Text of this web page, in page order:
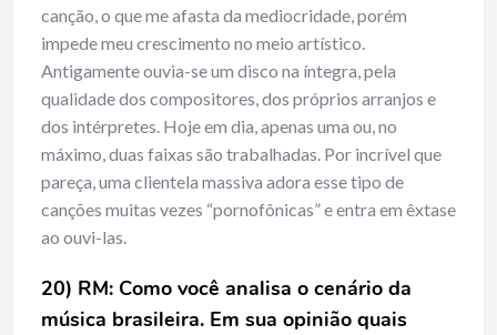
canção, o que me afasta da mediocridade, porém
impede meu crescimento no meio artístico.
Antigamente ouvia-se um disco na íntegra, pela
qualidade dos compositores, dos próprios arranjos e
dos intérpretes. Hoje em dia, apenas uma ou, no
máximo, duas faixas são trabalhadas. Por incrível que
pareça, uma clientela massiva adora esse tipo de
canções muitas vezes “pornofônicas” e entra em êxtase
ao ouvi-las.
20) RM: Como você analisa o cenário da
música brasileira. Em sua opinião quais